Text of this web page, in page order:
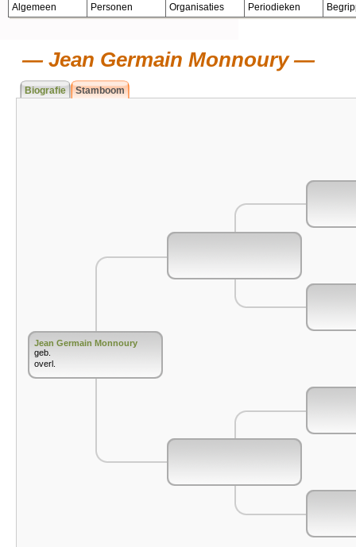
Algemeen Personen Organisaties Periodieken
Jean Germain Monnoury
Biografie Stamboom
Jean Germain Monnoury
geb.
overl.